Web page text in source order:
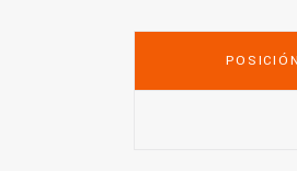
POSICIÓN